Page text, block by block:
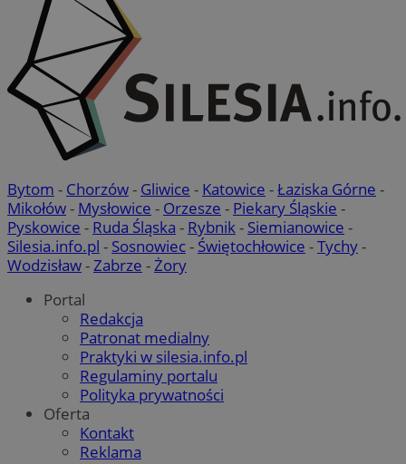
Bytom - Chorzów- Gliwice - Katowice -Łaziska Górne -
Mikołów- Mysłowice - Orzesze - Piekary Śląskie -
Pyskowice - Ruda Śląska - Rybnik- Siemianowice -
Silesia.info.pl - Sosnowiec- Świętochłowice -Tychy-
Wodzisław-Zabrze -Żory
Portal
Redakcja
Patronat medialny
Praktyki w silesia.info.pl
Regulaminy portalu
Polityka prywatności
Oferta
Kontakt
Reklama